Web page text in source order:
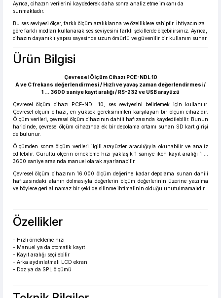
Ayrıca, cihazın verilerini kaydederek daha sonra analiz etme imkanı da
sunmaktadır.
Bu ses seviyesi ölçer, farklı ölçüm aralıklarına ve özelliklere sahiptir. İhtiyacınıza
göre farklı modları kullanarak ses seviyesini farklı şekillerde ölçebilirsiniz. Ayrıca,
cihazın dayanıklı yapısı sayesinde uzun ömürlü ve güvenilir bir kullanım sunar.
Ürün Bilgisi
Çevresel Ölçüm Cihazı PCE-NDL 10
A ve C frekans değerlendirmesi / Hızlı ve yavaş zaman değerlendirmesi /
1 … 3600 saniye kayıt aralığı / RS-232 ve USB arayüzü
Çevresel ölçüm cihazı PCE-NDL 10, ses seviyesini belirlemek için kullanılır.
Çevresel ölçüm cihazı, en yüksek gereksinimleri karşılayan bir ölçüm cihazıdır.
Ölçüm verileri, çevresel ölçüm cihazının dahili hafızasında kaydedilebilir. Bunun
haricinde, çevresel ölçüm cihazında ek bir depolama ortamı sunan SD kart girişi
de bulunur.
Ölçümden sonra ölçüm verileri ilgili arayüzler aracılığıyla okunabilir ve analiz
edilebilir. Gürültü ölçerin örnekleme hızı yaklaşık 1 saniye iken kayıt aralığı 1 …
3600 saniye arasında manuel olarak ayarlanabilir.
Çevresel ölçüm cihazının 16.000 ölçüm değerine kadar depolama sunan dahili
hafızasındaki alanın dolmasıyla değerlerin ölçüm değerlerinin üzerine yazılma
ve böylece geri alınamaz bir şekilde silinme ihtimalinin olduğu unutulmamalıdır.
Özellikler
- Hızlı örnekleme hızı
- Manuel ya da otomatik kayıt
- Kayıt aralığı seçilebilir
- Arka aydınlatmalı LCD ekran
- Doz ya da SPL ölçümü